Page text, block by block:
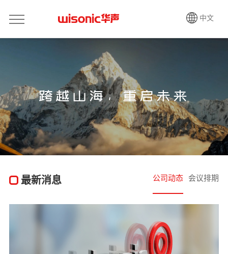
中文
跨越山海，重启未来
最新消息 公司动态 会议排期